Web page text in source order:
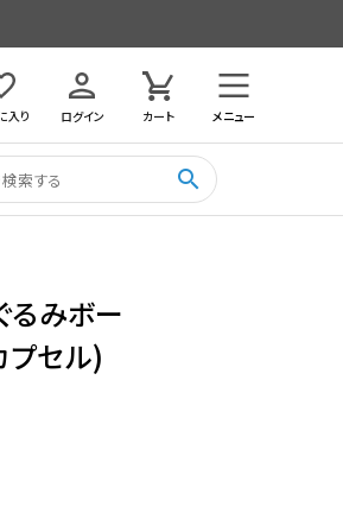
入り ログイン カート メニュー
search
るみボー
セル)